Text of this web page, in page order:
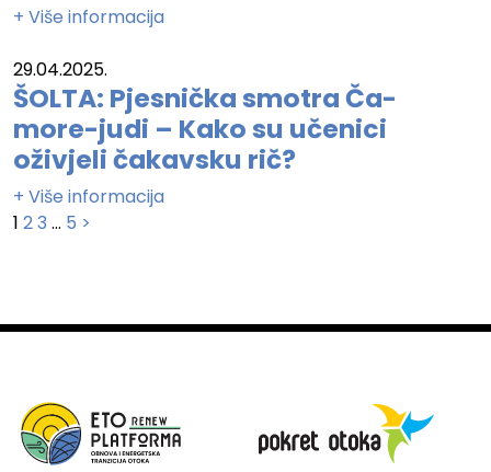
+ Više informacija
29.04.2025.
ŠOLTA: Pjesnička smotra Ča-
more-judi – Kako su učenici
oživjeli čakavsku rič?
+ Više informacija
Brojevi
1 23 … 5 >